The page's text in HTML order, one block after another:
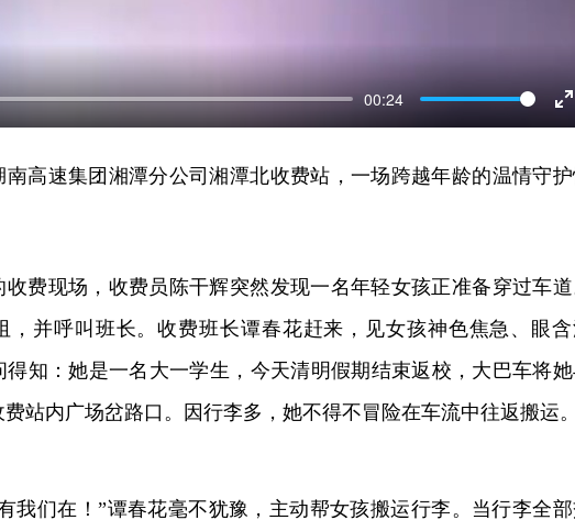
00:24
南高速集团湘潭分公司湘潭北收费站，一场跨越年龄的温情守
收费现场，收费员陈干辉突然发现一名年轻女孩正准备穿过车道
，并呼叫班长。收费班长谭春花赶来，见女孩神色焦急、眼含
得知：她是一名大一学生，今天清明假期结束返校，大巴车将
站内广场岔路口。因行李多，她不得不冒险在车流中往返搬运。
我们在！”谭春花毫不犹豫，主动帮女孩搬运行李。当行李全